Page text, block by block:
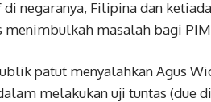
negaranya, Filipina dan
menimbulkah masalah bagi
patut menyalahkan Agus
melakukan uji tuntas (due